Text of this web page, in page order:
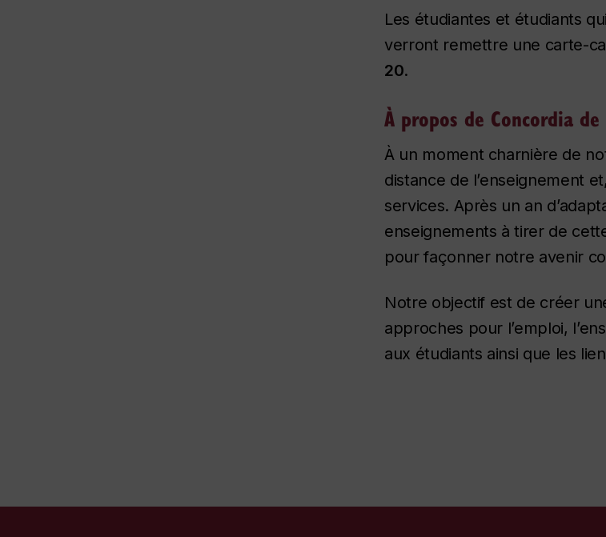
Les étudiantes et étudiants
verront remettre une carte-
20.
À propos de Concordia
À un moment charnière de
distance de l’enseignement
services. Après un an
enseignements à tirer de
pour façonner notre avenir
Notre objectif est de créer
approches pour l’emploi,
aux étudiants ainsi que les